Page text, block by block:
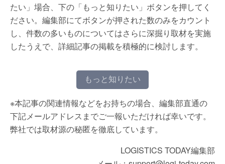
たい」場合、下の「もっと知りたい」ボタンを押してく
ださい。編集部にてボタンが押された数のみをカウント
し、件数の多いものについてはさらに深掘り取材を実施
したうえで、詳細記事の掲載を積極的に検討します。
もっと知りたい
※本記事の関連情報などをお持ちの場合、編集部直通の
下記メールアドレスまでご一報いただければ幸いです。
弊社では取材源の秘匿を徹底しています。
LOGISTICS TODAY編集部